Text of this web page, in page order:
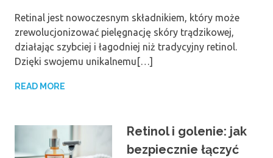
Retinal jest nowoczesnym składnikiem, który może
zrewolucjonizować pielęgnację skóry trądzikowej,
działając szybciej i łagodniej niż tradycyjny retinol.
Dzięki swojemu unikalnemu[…]
READ MORE
Retinol i golenie: jak
bezpiecznie łączyć